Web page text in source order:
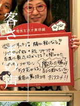
お客さまの声